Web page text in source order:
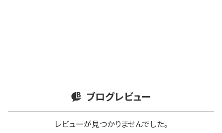
ブログレビュー
レビューが見つかりませんでした。